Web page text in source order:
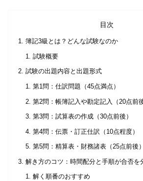
目次
簿記3級とは？どんな試験なのか
試験概要
試験の出題内容と出題形式
第1問：仕訳問題（45点満点）
第2問：帳簿記入や勘定記入（20点前後
第3問：試算表の作成（30点前後）
第4問：伝票・訂正仕訳（10点程度）
第5問：精算表・財務諸表（25点前後）
解き方のコツ：時間配分と手順が合否を
解く順番のおすすめ